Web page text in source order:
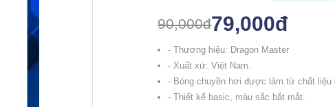
90,000đ79,000đ
- Thương hiệu: Dragon Master
- Xuất xứ: Việt Nam.
- Bóng chuyền hơi được làm từ chất liệu
- Thiết kế basic, màu sắc bắt mắt.